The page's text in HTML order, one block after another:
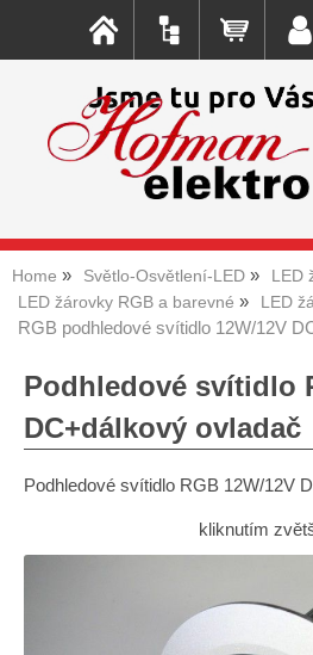
Home Světlo-Osvětlení-LED
LED
LED žárovky RGB a barevné
LED
RGB podhledové svítidlo 12W/12V
Podhledové svítidlo
DC+dálkový ovladač
Podhledové svítidlo RGB 12W/12V
kliknutím